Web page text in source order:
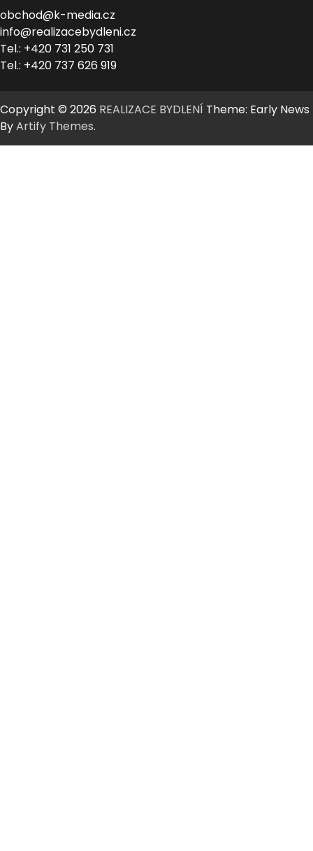
obchod@k-media.cz
info@realizacebydleni.cz
Tel.: +420 731 250 731
Tel.: +420 737 626 919
Copyright © 2026 REALIZACE BYDLENÍ Theme: Early News
ByArtify Themes.